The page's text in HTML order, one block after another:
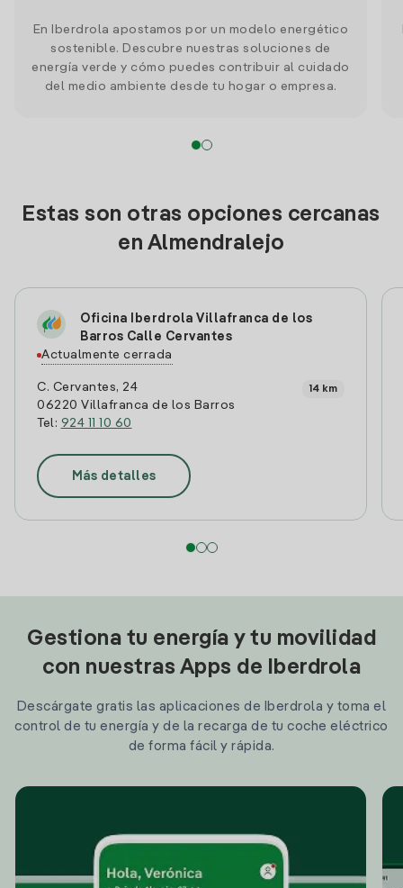
En Iberdrola apostamos por un modelo energético
sostenible. Descubre nuestras soluciones de
energía verde y cómo puedes contribuir al cuidado
del medio ambiente desde tu hogar o empresa.
Estas son otras opciones cercanas
en Almendralejo
Oficina Iberdrola Villafranca de los
Barros Calle Cervantes
Actualmente cerrada
C. Cervantes, 24
06220 Villafranca de los Barros
Tel: 924 11 10 60
14 km
Más detalles
Gestiona tu energía y tu movilidad
con nuestras Apps de Iberdrola
Descárgate gratis las aplicaciones de Iberdrola y toma el
control de tu energía y de la recarga de tu coche eléctrico
de forma fácil y rápida.